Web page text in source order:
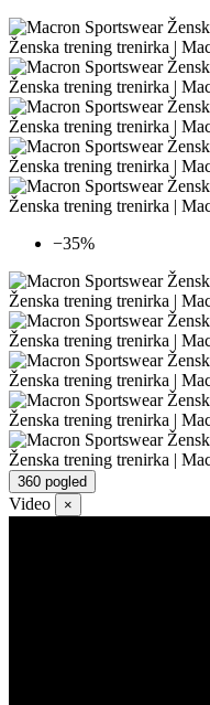
−35%
360 pogled
Video ×